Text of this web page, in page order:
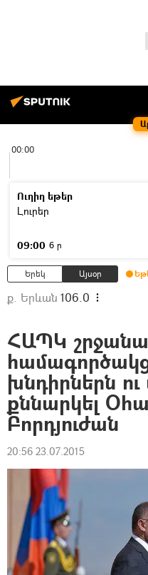
00:00
Ուղիղ եթեր
Լուրեր
09:00 6 ր
Երեկ Այսօր
ք. Երևան 106.0
ՀԱՊԿ
խնդիրներն
քննարկել
Բորդյուժան
20:56 23.07.2015